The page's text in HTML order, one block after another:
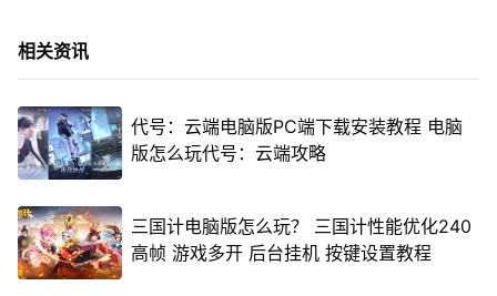
相关资讯
代号：云端电脑版PC端下载安装教程 电脑
版怎么玩代号：云端攻略
三国计电脑版怎么玩？ 三国计性能优化240
高帧 游戏多开 后台挂机 按键设置教程